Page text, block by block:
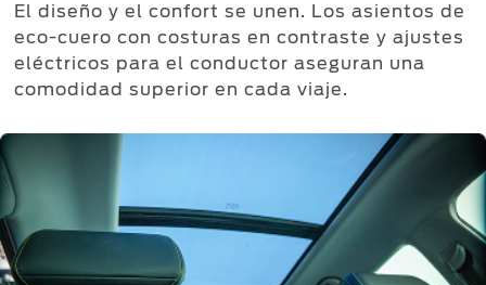
El diseño y el confort se unen. Los asientos de
eco-cuero con costuras en contraste y ajustes
eléctricos para el conductor aseguran una
comodidad superior en cada viaje.